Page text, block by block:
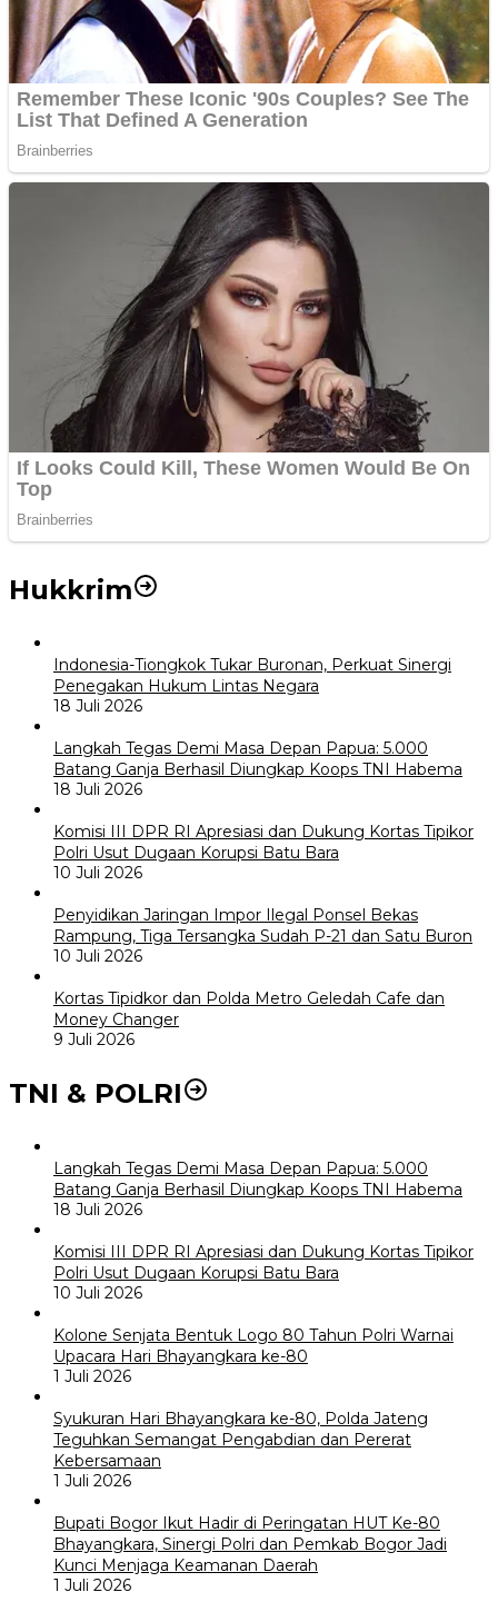
Hukkrim
Indonesia-Tiongkok Tukar Buronan, Perkuat Sinergi
Penegakan Hukum Lintas Negara
18 Juli 2026
Langkah Tegas Demi Masa Depan Papua: 5.000
Batang Ganja Berhasil Diungkap Koops TNI Habema
18 Juli 2026
Komisi III DPR RI Apresiasi dan Dukung Kortas Tipikor
Polri Usut Dugaan Korupsi Batu Bara
10 Juli 2026
Penyidikan Jaringan Impor Ilegal Ponsel Bekas
Rampung, Tiga Tersangka Sudah P-21 dan Satu Buron
10 Juli 2026
Kortas Tipidkor dan Polda Metro Geledah Cafe dan
Money Changer
9 Juli 2026
TNI & POLRI
Langkah Tegas Demi Masa Depan Papua: 5.000
Batang Ganja Berhasil Diungkap Koops TNI Habema
18 Juli 2026
Komisi III DPR RI Apresiasi dan Dukung Kortas Tipikor
Polri Usut Dugaan Korupsi Batu Bara
10 Juli 2026
Kolone Senjata Bentuk Logo 80 Tahun Polri Warnai
Upacara Hari Bhayangkara ke-80
1 Juli 2026
Syukuran Hari Bhayangkara ke-80, Polda Jateng
Teguhkan Semangat Pengabdian dan Pererat
Kebersamaan
1 Juli 2026
Bupati Bogor Ikut Hadir di Peringatan HUT Ke-80
Bhayangkara, Sinergi Polri dan Pemkab Bogor Jadi
Kunci Menjaga Keamanan Daerah
1 Juli 2026